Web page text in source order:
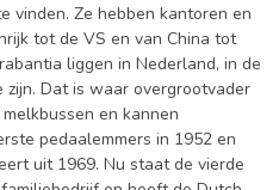
vinden. Ze hebben kantoren en
tot de VS en van China tot
liggen in Nederland, in de
Dat is waar overgrootvader
en kannen
pedaalemmers in 1952 en
uit 1969. Nu staat de vierde